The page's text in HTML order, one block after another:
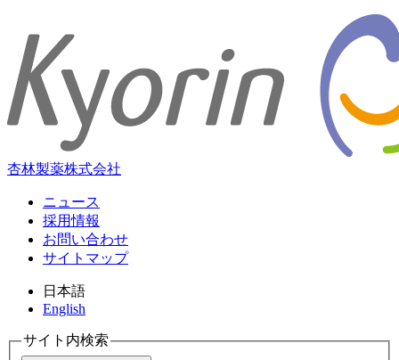
杏林製薬株式会社
ニュース
採用情報
お問い合わせ
サイトマップ
日本語
English
サイト内検索